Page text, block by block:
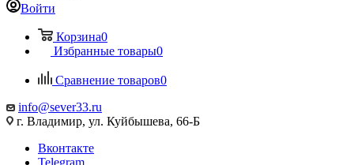
Войти
Корзина0
Избранные товары0
Сравнение товаров0
info@sever33.ru
г. Владимир, ул. Куйбышева, 66-Б
Вконтакте
Telegram